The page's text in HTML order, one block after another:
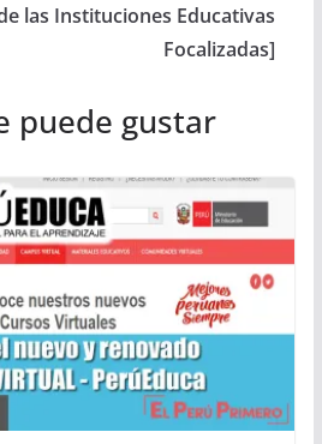
las Instituciones Educativas
Focalizadas]
puede gustar